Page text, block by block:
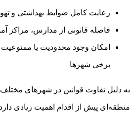
رعایت کامل ضوابط بهداشتی و
فاصله قانونی از مدارس، مراکز
امکان وجود محدودیت یا
برخی شهرها
به دلیل تفاوت قوانین در شهرهای
منطقه‌ای پیش از اقدام اهمیت زیادی